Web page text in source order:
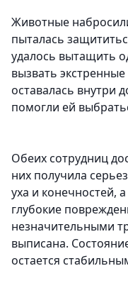
Животные
пыталась
удалось вытащить
вызвать
оставалась внутри
помогли ей
Обеих сотрудниц
них получила
уха и конечностей,
глубокие
незначительными
выписана.
остается